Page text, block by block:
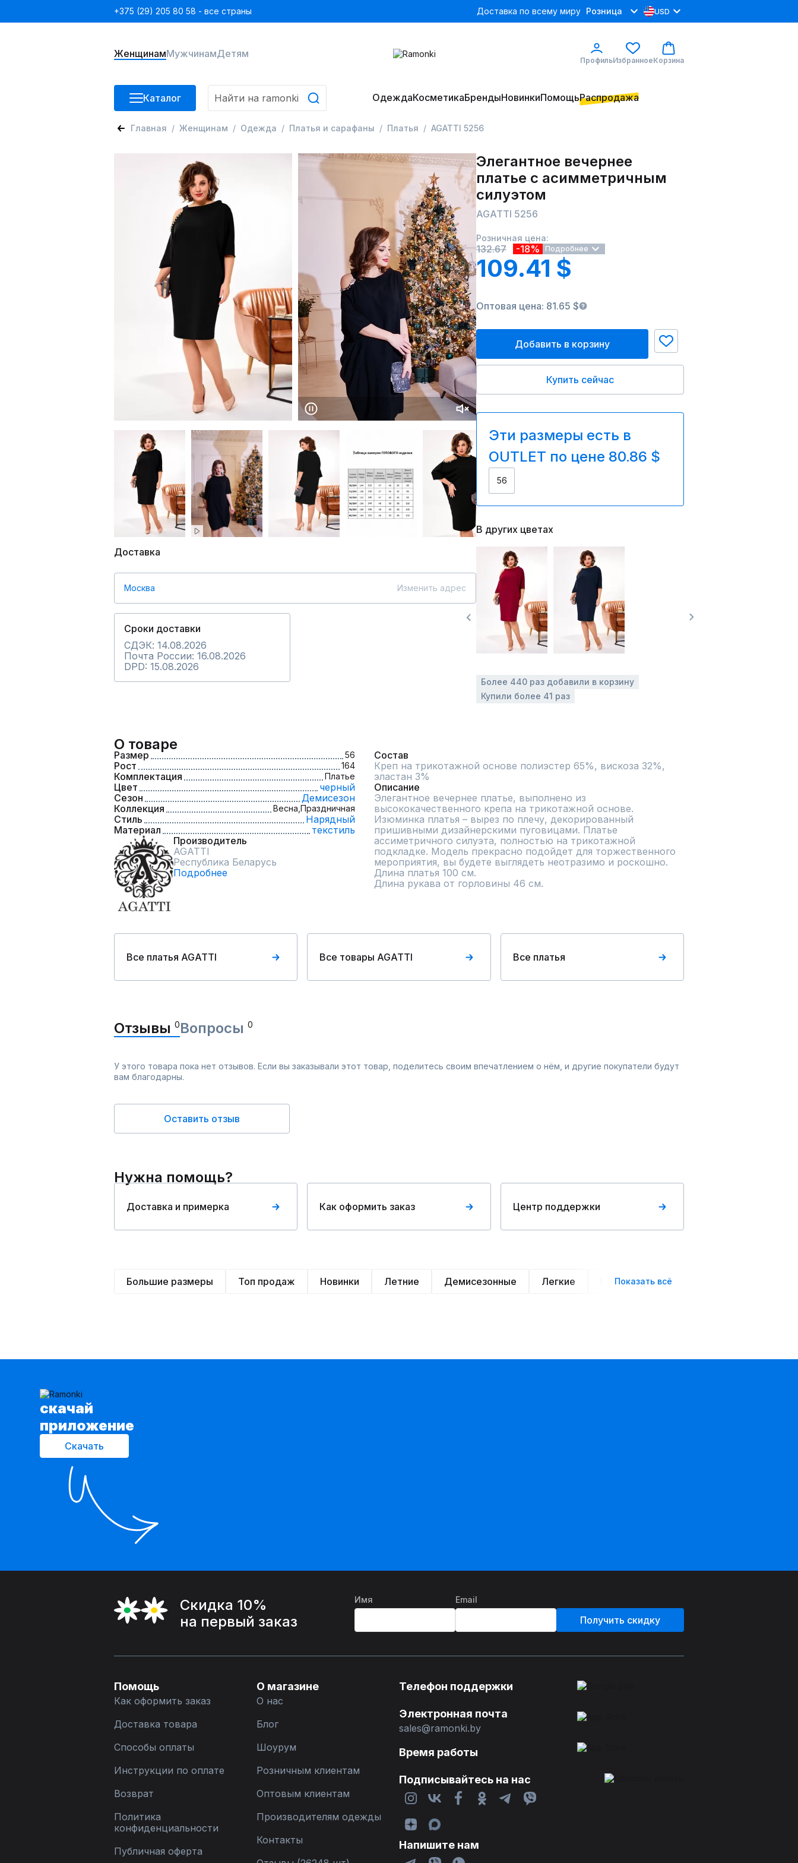
+375 (29) 205 80 58 - все страны Доставка по всему миру Розница USD
ЖенщинамМужчинамДетям
ПрофильИзбранноеКорзина
Каталог ОдеждаКосметикаБрендыНовинкиПомощьРаспродажа
Главная Женщинам Одежда Платья и сарафаны Платья AGATTI 5256
Доставка
Москва Изменить адрес
Сроки доставки
СДЭК: 14.08.2026
Почта России: 16.08.2026
DPD: 15.08.2026
Элегантное вечернее
платье с асимметричным
силуэтом
AGATTI 5256
Розничная цена:
132.67 -18% Подробнее
109.41 $
Оптовая цена: 81.65 $
Добавить в корзину
Купить сейчас
Эти размеры есть в
OUTLET по цене 80.86 $
56
В других цветах
Более 440 раз добавили в корзину
Купили более 41 раз
О товаре
Размер 56
Рост 164
Комплектация Платье
Цвет
черный
Сезон
Демисезон
Коллекция
Весна, Праздничная
Стиль
Нарядный
Материал
текстиль
Производитель
AGATTI
Республика Беларусь
Подробнее
Состав
Креп на трикотажной основе полиэстер 65%, вискоза 32%,
эластан 3%
Описание
Элегантное вечернее платье, выполнено из
высококачественного крепа на трикотажной основе.
Изюминка платья – вырез по плечу, декорированный
пришивными дизайнерскими пуговицами. Платье
ассиметричного силуэта, полностью на трикотажной
подкладке. Модель прекрасно подойдет для торжественного
мероприятия, вы будете выглядеть неотразимо и роскошно.
Длина платья 100 см.
Длина рукава от горловины 46 см.
Все платья AGATTI Все товары AGATTI Все платья
Отзывы 0Вопросы 0
У этого товара пока нет отзывов. Если вы заказывали этот товар, поделитесь своим впечатлением о нём, и другие покупатели будут
вам благодарны.
Оставить отзыв
Нужна помощь?
Доставка и примерка Как оформить заказ Центр поддержки
Большие размеры Топ продаж Новинки Летние Демисезонные Легкие Нарядные
Показать всё
cкачай
приложение
Скачать
Скидка 10%
на первый заказ
Имя Email
Получить скидку
Помощь
Как оформить заказ
Доставка товара
Способы оплаты
Инструкции по оплате
Возврат
Политика
конфиденциальности
Публичная оферта
О магазине
О нас
Блог
Шоурум
Розничным клиентам
Оптовым клиентам
Производителям одежды
Контакты
Телефон поддержки
Электронная почта
sales@ramonki.by
Время работы
Подписывайтесь на нас
Напишите нам